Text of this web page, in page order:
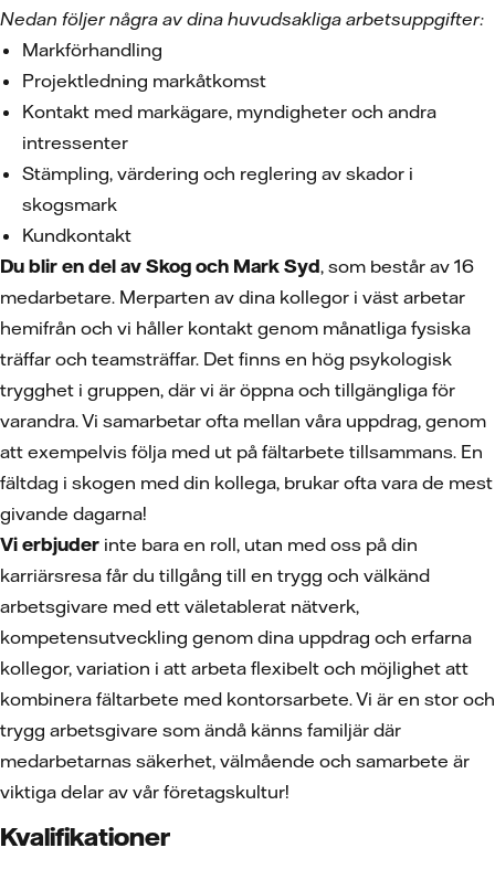
Nedan följer några av dina huvudsakliga arbetsuppgifter:
Markförhandling
Projektledning markåtkomst
Kontakt med markägare, myndigheter och andra
intressenter
Stämpling, värdering och reglering av skador i
skogsmark
Kundkontakt
Du blir en del av Skog och Mark Syd, som består av 16
medarbetare. Merparten av dina kollegor i väst arbetar
hemifrån och vi håller kontakt genom månatliga fysiska
träffar och teamsträffar. Det finns en hög psykologisk
trygghet i gruppen, där vi är öppna och tillgängliga för
varandra. Vi samarbetar ofta mellan våra uppdrag, genom
att exempelvis följa med ut på fältarbete tillsammans. En
fältdag i skogen med din kollega, brukar ofta vara de mest
givande dagarna!
Vi erbjuder inte bara en roll, utan med oss på din
karriärsresa får du tillgång till en trygg och välkänd
arbetsgivare med ett väletablerat nätverk,
kompetensutveckling genom dina uppdrag och erfarna
kollegor, variation i att arbeta flexibelt och möjlighet att
kombinera fältarbete med kontorsarbete. Vi är en stor och
trygg arbetsgivare som ändå känns familjär där
medarbetarnas säkerhet, välmående och samarbete är
viktiga delar av vår företagskultur!
Kvalifikationer